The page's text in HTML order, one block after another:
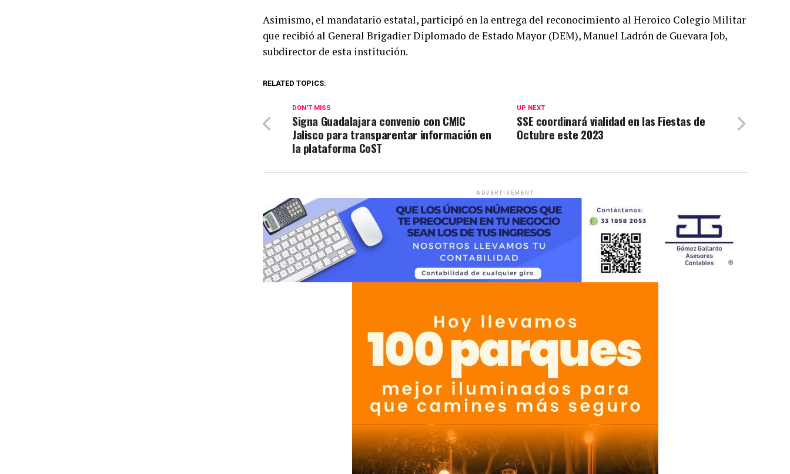
Asimismo, el mandatario estatal, participó en la entrega del reconocimiento al Heroico Colegio Militar
que recibió al General Brigadier Diplomado de Estado Mayor (DEM), Manuel Ladrón de Guevara Job,
subdirector de esta institución.
RELATED TOPICS:
UP NEXT
SSE coordinará vialidad en las Fiestas de
Octubre este 2023
DON'T MISS
Signa Guadalajara convenio con CMIC
Jalisco para transparentar información en
la plataforma CoST
ADVERTISEMENT